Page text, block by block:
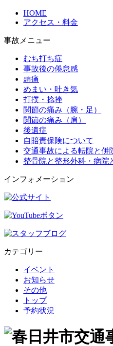
HOME
アクセス・料金
事故メニュー
むち打ち症
事故後の倦怠感
頭痛
めまい・吐き気
打撲・捻挫
関節の痛み（腕・足）
関節の痛み（肩）
後遺症
自賠責保険について
交通事故による転院と併
整骨院と整形外科・病院
インフォメーション
カテゴリー
イベント
お知らせ
その他
トップ
予約状況